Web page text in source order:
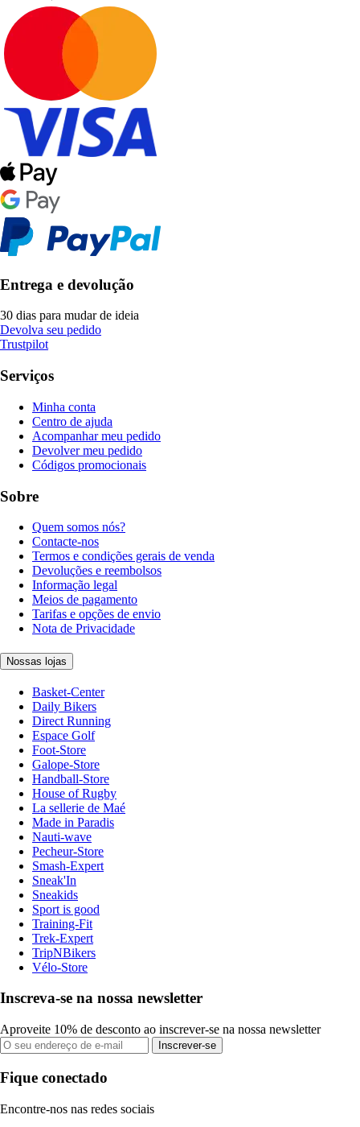
Entrega e devolução
30 dias para mudar de ideia
Devolva seu pedido
Trustpilot
Serviços
Minha conta
Centro de ajuda
Acompanhar meu pedido
Devolver meu pedido
Códigos promocionais
Sobre
Quem somos nós?
Contacte-nos
Termos e condições gerais de venda
Devoluções e reembolsos
Informação legal
Meios de pagamento
Tarifas e opções de envio
Nota de Privacidade
Nossas lojas
Basket-Center
Daily Bikers
Direct Running
Espace Golf
Foot-Store
Galope-Store
Handball-Store
House of Rugby
La sellerie de Maé
Made in Paradis
Nauti-wave
Pecheur-Store
Smash-Expert
Sneak'In
Sneakids
Sport is good
Training-Fit
Trek-Expert
TripNBikers
Vélo-Store
Inscreva-se na nossa newsletter
Aproveite 10% de desconto ao inscrever-se na nossa newsletter
Inscrever-se
Fique conectado
Encontre-nos nas redes sociais